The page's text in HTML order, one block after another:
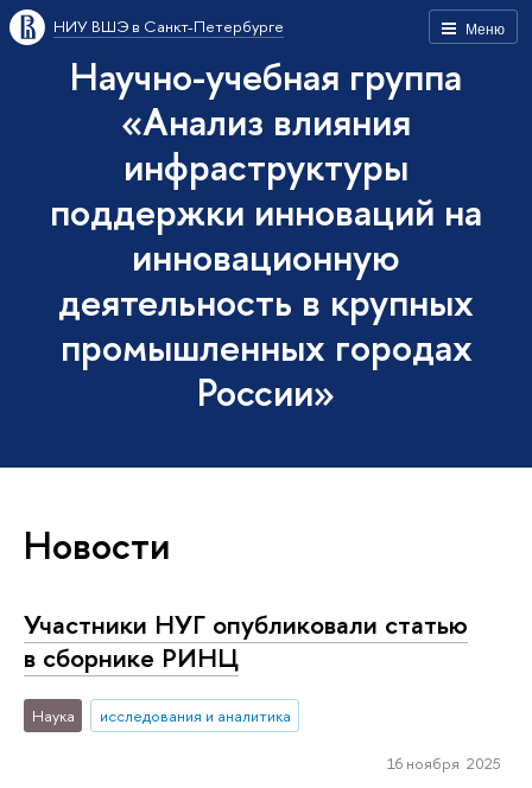
Меню
НИУ ВШЭ в Санкт-Петербурге
Научно-учебная группа
«Анализ влияния
инфраструктуры
поддержки инноваций на
инновационную
деятельность в крупных
промышленных городах
России»
Новости
Участники НУГ опубликовали статью
в сборнике РИНЦ
Наука исследования и аналитика
16 ноября 2025